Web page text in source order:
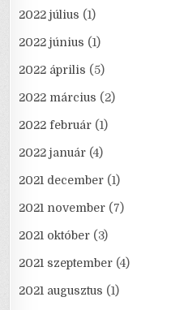
2022 július (1)
2022 június (1)
2022 április (5)
2022 március (2)
2022 február (1)
2022 január (4)
2021 december (1)
2021 november (7)
2021 október (3)
2021 szeptember (4)
2021 augusztus (1)